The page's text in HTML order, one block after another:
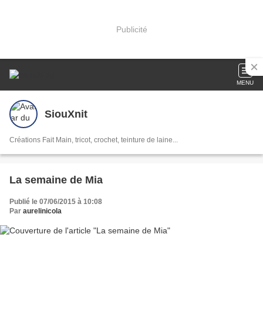
Publicité
MENU
SiouXnit
Créations Fait Main, tricot, crochet, teinture de laine...
La semaine de Mia
Publié le 07/06/2015 à 10:08
Par aurelinicola